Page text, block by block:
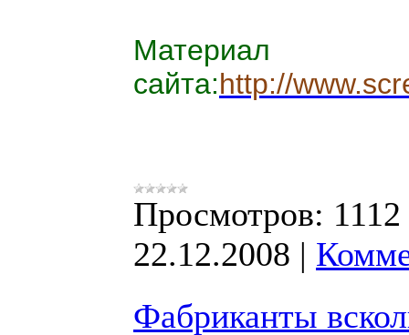
сайта:http://
Просмотров: 1112
22.12.2008 |
Фабриканты